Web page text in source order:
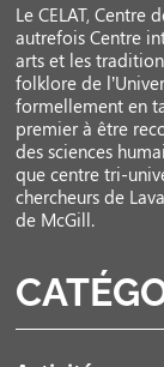
Le CELAT, Centre
autrefois Centre
arts et les
folklore de
formellement en
premier à être
des sciences
que centre tri-
chercheurs de
de McGill.